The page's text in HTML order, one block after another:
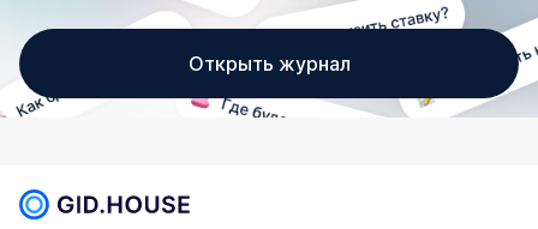
Открыть журнал